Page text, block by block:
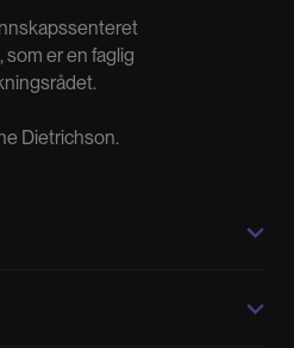
er en faglig
Dietrichson.